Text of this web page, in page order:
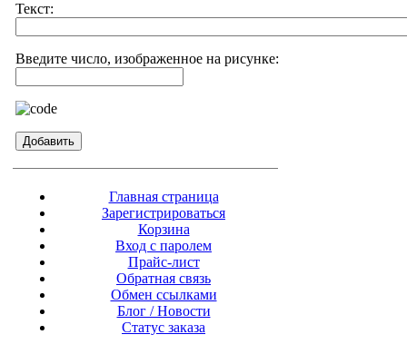
Текст:
Введите число, изображенное на рисунке:
Главная страница
Зарегистрироваться
Корзина
Вход с паролем
Прайс-лист
Обратная связь
Обмен ссылками
Блог / Новости
Статус заказа